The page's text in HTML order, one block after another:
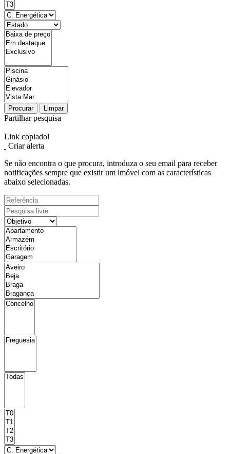
Procurar Limpar
Partilhar pesquisa
Link copiado!
Criar alerta
Se não encontra o que procura, introduza o seu email para receber
notificações sempre que existir um imóvel com as características
abaixo selecionadas.